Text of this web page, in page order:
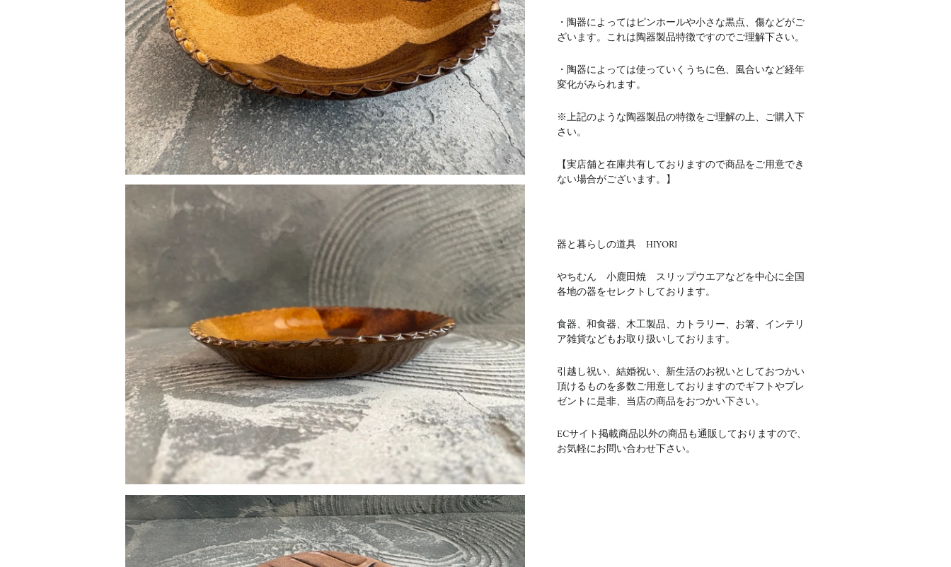
・陶器によってはピンホールや小さな黒点、傷などがご
ざいます。これは陶器製品特徴ですのでご理解下さい。
・陶器によっては使っていくうちに色、風合いなど経年
変化がみられます。
※上記のような陶器製品の特徴をご理解の上、ご購入下
さい。
【実店舗と在庫共有しておりますので商品をご用意でき
ない場合がございます。】
器と暮らしの道具 HIYORI
やちむん 小鹿田焼 スリップウエアなどを中心に全国
各地の器をセレクトしております。
食器、和食器、木工製品、カトラリー、お箸、インテリ
ア雑貨などもお取り扱いしております。
引越し祝い、結婚祝い、新生活のお祝いとしておつかい
頂けるものを多数ご用意しておりますのでギフトやプレ
ゼントに是非、当店の商品をおつかい下さい。
ECサイト掲載商品以外の商品も通販しておりますので、
お気軽にお問い合わせ下さい。